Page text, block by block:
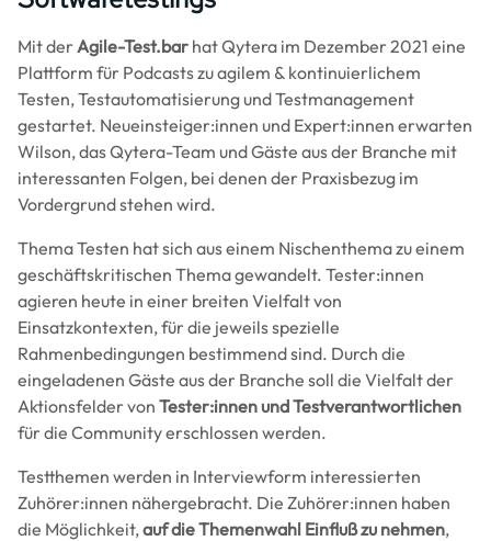
Mit der Agile-Test.bar hat Qytera im Dezember 2021 eine
Plattform für Podcasts zu agilem & kontinuierlichem
Testen, Testautomatisierung und Testmanagement
gestartet. Neueinsteiger:innen und Expert:innen erwarten
Wilson, das Qytera-Team und Gäste aus der Branche mit
interessanten Folgen, bei denen der Praxisbezug im
Vordergrund stehen wird.
Thema Testen hat sich aus einem Nischenthema zu einem
geschäftskritischen Thema gewandelt. Tester:innen
agieren heute in einer breiten Vielfalt von
Einsatzkontexten, für die jeweils spezielle
Rahmenbedingungen bestimmend sind. Durch die
eingeladenen Gäste aus der Branche soll die Vielfalt der
Aktionsfelder von Tester:innen und Testverantwortlichen
für die Community erschlossen werden.
Testthemen werden in Interviewform interessierten
Zuhörer:innen nähergebracht. Die Zuhörer:innen haben
die Möglichkeit, auf die Themenwahl Einfluß zu nehmen,